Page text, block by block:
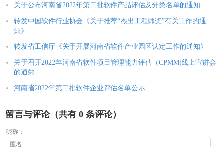
关于公布河南省2022年第二批软件产品评估及分类名单的通知
转发中国软件行业协会《关于推荐“杰出工程师奖”有关工作的通
知》
转发省工信厅《关于开展河南省软件产业园区认定工作的通知》
关于召开2022年河南省软件项目管理能力评估（CPMM)线上宣讲会
的通知
河南省2022年第二批软件企业评估名单公示
留言与评论（共有 0 条评论）
昵称：